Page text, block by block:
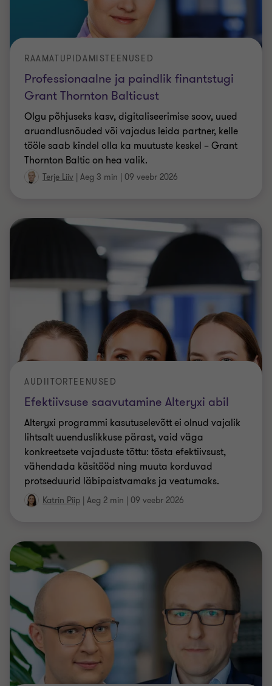
Professionaalne ja paindlik finantstugi
Grant Thornton Balticust
aruandlusnõuded või vajadus leida partner, kelle
tööle saab kindel olla ka muutuste keskel – Grant
Thornton Baltic on hea valik.
Terje Liiv Aeg 3 min 09 veebr 2026
Efektiivsuse saavutamine Alteryxi abil
AUDIITORTEENUSED
Alteryxi programmi kasutuselevõtt ei olnud vajalik
konkreetsete vajaduste tõttu: tõsta efektiivsust,
vähendada käsitööd ning muuta korduvad
Katrin Piip | Aeg 2 min | 09 veebr 2026
Pakendiarvestus kui pidev protsess taas
fookuses
PAKENDIAUDIT